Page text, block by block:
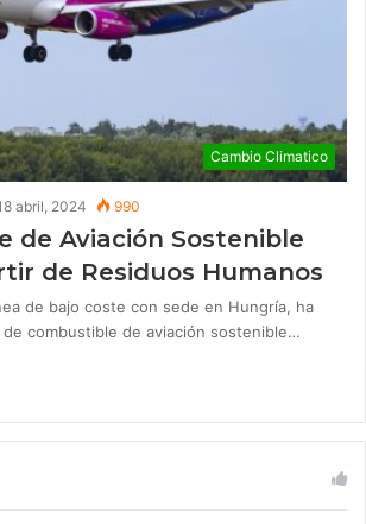
Cambio Climatico
abril, 2024 990
de Aviación Sostenible
de Residuos Humanos
de bajo coste con sede en Hungría, ha
combustible de aviación sostenible…